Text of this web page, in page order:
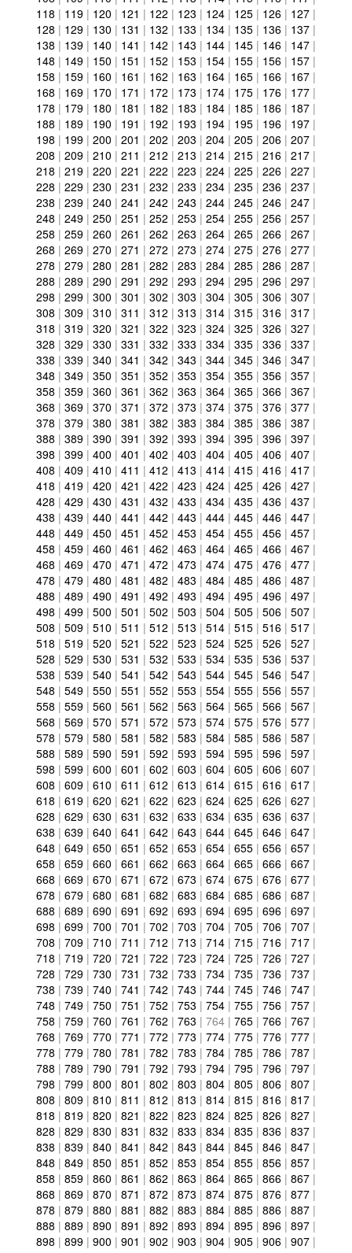
118 | 119 | 120 | 121 | 122 | 123 | 124 | 125 | 126 | 127 |
128 | 129 | 130 | 131 | 132 | 133 | 134 | 135 | 136 | 137 |
138 | 139 | 140 | 141 | 142 | 143 | 144 | 145 | 146 | 147 |
148 | 149 | 150 | 151 | 152 | 153 | 154 | 155 | 156 | 157 |
158 | 159 | 160 | 161 | 162 | 163 | 164 | 165 | 166 | 167 |
168 | 169 | 170 | 171 | 172 | 173 | 174 | 175 | 176 | 177 |
178 | 179 | 180 | 181 | 182 | 183 | 184 | 185 | 186 | 187 |
188 | 189 | 190 | 191 | 192 | 193 | 194 | 195 | 196 | 197 |
198 | 199 | 200 | 201 | 202 | 203 | 204 | 205 | 206 | 207 |
208 | 209 | 210 | 211 | 212 | 213 | 214 | 215 | 216 | 217 |
218 | 219 | 220 | 221 | 222 | 223 | 224 | 225 | 226 | 227 |
228 | 229 | 230 | 231 | 232 | 233 | 234 | 235 | 236 | 237 |
238 | 239 | 240 | 241 | 242 | 243 | 244 | 245 | 246 | 247 |
248 | 249 | 250 | 251 | 252 | 253 | 254 | 255 | 256 | 257 |
258 | 259 | 260 | 261 | 262 | 263 | 264 | 265 | 266 | 267 |
268 | 269 | 270 | 271 | 272 | 273 | 274 | 275 | 276 | 277 |
278 | 279 | 280 | 281 | 282 | 283 | 284 | 285 | 286 | 287 |
288 | 289 | 290 | 291 | 292 | 293 | 294 | 295 | 296 | 297 |
298 | 299 | 300 | 301 | 302 | 303 | 304 | 305 | 306 | 307 |
308 | 309 | 310 | 311 | 312 | 313 | 314 | 315 | 316 | 317 |
318 | 319 | 320 | 321 | 322 | 323 | 324 | 325 | 326 | 327 |
328 | 329 | 330 | 331 | 332 | 333 | 334 | 335 | 336 | 337 |
338 | 339 | 340 | 341 | 342 | 343 | 344 | 345 | 346 | 347 |
348 | 349 | 350 | 351 | 352 | 353 | 354 | 355 | 356 | 357 |
358 | 359 | 360 | 361 | 362 | 363 | 364 | 365 | 366 | 367 |
368 | 369 | 370 | 371 | 372 | 373 | 374 | 375 | 376 | 377 |
378 | 379 | 380 | 381 | 382 | 383 | 384 | 385 | 386 | 387 |
388 | 389 | 390 | 391 | 392 | 393 | 394 | 395 | 396 | 397 |
398 | 399 | 400 | 401 | 402 | 403 | 404 | 405 | 406 | 407 |
408 | 409 | 410 | 411 | 412 | 413 | 414 | 415 | 416 | 417 |
418 | 419 | 420 | 421 | 422 | 423 | 424 | 425 | 426 | 427 |
428 | 429 | 430 | 431 | 432 | 433 | 434 | 435 | 436 | 437 |
438 | 439 | 440 | 441 | 442 | 443 | 444 | 445 | 446 | 447 |
448 | 449 | 450 | 451 | 452 | 453 | 454 | 455 | 456 | 457 |
458 | 459 | 460 | 461 | 462 | 463 | 464 | 465 | 466 | 467 |
468 | 469 | 470 | 471 | 472 | 473 | 474 | 475 | 476 | 477 |
478 | 479 | 480 | 481 | 482 | 483 | 484 | 485 | 486 | 487 |
488 | 489 | 490 | 491 | 492 | 493 | 494 | 495 | 496 | 497 |
498 | 499 | 500 | 501 | 502 | 503 | 504 | 505 | 506 | 507 |
508 | 509 | 510 | 511 | 512 | 513 | 514 | 515 | 516 | 517 |
518 | 519 | 520 | 521 | 522 | 523 | 524 | 525 | 526 | 527 |
528 | 529 | 530 | 531 | 532 | 533 | 534 | 535 | 536 | 537 |
538 | 539 | 540 | 541 | 542 | 543 | 544 | 545 | 546 | 547 |
548 | 549 | 550 | 551 | 552 | 553 | 554 | 555 | 556 | 557 |
558 | 559 | 560 | 561 | 562 | 563 | 564 | 565 | 566 | 567 |
568 | 569 | 570 | 571 | 572 | 573 | 574 | 575 | 576 | 577 |
578 | 579 | 580 | 581 | 582 | 583 | 584 | 585 | 586 | 587 |
588 | 589 | 590 | 591 | 592 | 593 | 594 | 595 | 596 | 597 |
598 | 599 | 600 | 601 | 602 | 603 | 604 | 605 | 606 | 607 |
608 | 609 | 610 | 611 | 612 | 613 | 614 | 615 | 616 | 617 |
618 | 619 | 620 | 621 | 622 | 623 | 624 | 625 | 626 | 627 |
628 | 629 | 630 | 631 | 632 | 633 | 634 | 635 | 636 | 637 |
638 | 639 | 640 | 641 | 642 | 643 | 644 | 645 | 646 | 647 |
648 | 649 | 650 | 651 | 652 | 653 | 654 | 655 | 656 | 657 |
658 | 659 | 660 | 661 | 662 | 663 | 664 | 665 | 666 | 667 |
668 | 669 | 670 | 671 | 672 | 673 | 674 | 675 | 676 | 677 |
678 | 679 | 680 | 681 | 682 | 683 | 684 | 685 | 686 | 687 |
688 | 689 | 690 | 691 | 692 | 693 | 694 | 695 | 696 | 697 |
698 | 699 | 700 | 701 | 702 | 703 | 704 | 705 | 706 | 707 |
708 | 709 | 710 | 711 | 712 | 713 | 714 | 715 | 716 | 717 |
718 | 719 | 720 | 721 | 722 | 723 | 724 | 725 | 726 | 727 |
728 | 729 | 730 | 731 | 732 | 733 | 734 | 735 | 736 | 737 |
738 | 739 | 740 | 741 | 742 | 743 | 744 | 745 | 746 | 747 |
748 | 749 | 750 | 751 | 752 | 753 | 754 | 755 | 756 | 757 |
758 | 759 | 760 | 761 | 762 | 763 | 764 | 765 | 766 | 767 |
768 | 769 | 770 | 771 | 772 | 773 | 774 | 775 | 776 | 777 |
778 | 779 | 780 | 781 | 782 | 783 | 784 | 785 | 786 | 787 |
788 | 789 | 790 | 791 | 792 | 793 | 794 | 795 | 796 | 797 |
798 | 799 | 800 | 801 | 802 | 803 | 804 | 805 | 806 | 807 |
808 | 809 | 810 | 811 | 812 | 813 | 814 | 815 | 816 | 817 |
818 | 819 | 820 | 821 | 822 | 823 | 824 | 825 | 826 | 827 |
828 | 829 | 830 | 831 | 832 | 833 | 834 | 835 | 836 | 837 |
838 | 839 | 840 | 841 | 842 | 843 | 844 | 845 | 846 | 847 |
848 | 849 | 850 | 851 | 852 | 853 | 854 | 855 | 856 | 857 |
858 | 859 | 860 | 861 | 862 | 863 | 864 | 865 | 866 | 867 |
868 | 869 | 870 | 871 | 872 | 873 | 874 | 875 | 876 | 877 |
878 | 879 | 880 | 881 | 882 | 883 | 884 | 885 | 886 | 887 |
888 | 889 | 890 | 891 | 892 | 893 | 894 | 895 | 896 | 897 |
898 | 899 | 900 | 901 | 902 | 903 | 904 | 905 | 906 | 907 |